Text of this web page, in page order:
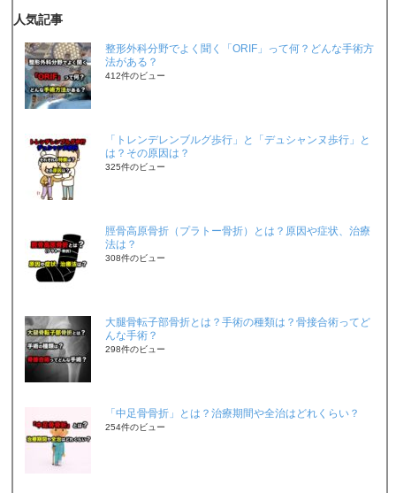
人気記事
整形外科分野でよく聞く「ORIF」って何？どんな手術方
法がある？
412件のビュー
「トレンデレンブルグ歩行」と「デュシャンヌ歩行」と
は？その原因は？
325件のビュー
脛骨高原骨折（プラトー骨折）とは？原因や症状、治療
法は？
308件のビュー
大腿骨転子部骨折とは？手術の種類は？骨接合術ってど
んな手術？
298件のビュー
「中足骨骨折」とは？治療期間や全治はどれくらい？
254件のビュー